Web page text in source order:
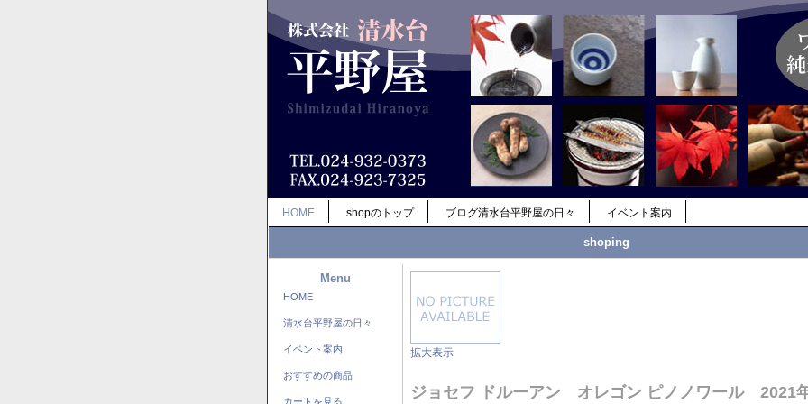
HOME shopのトップ ブログ清水台平野屋の日々 イベント案内
shoping
Menu
HOME
清水台平野屋の日々
イベント案内
おすすめの商品
カートを見る
拡大表示
ジョセフ ドルーアン オレゴン ピノノワール 2021